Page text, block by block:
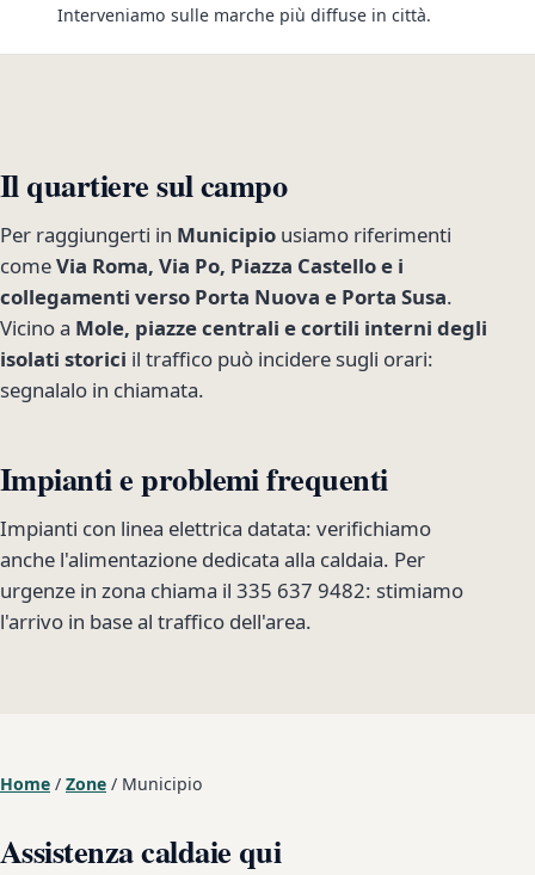
Interveniamo sulle marche più diffuse in città.
Il quartiere sul campo
Per raggiungerti in Municipio usiamo riferimenti
comeVia Roma, Via Po, Piazza Castello e i
collegamenti verso Porta Nuova e Porta Susa.
Vicino a Mole, piazze centrali e cortili interni degli
isolati storici il traffico può incidere sugli orari:
segnalalo in chiamata.
Impianti e problemi frequenti
Impianti con linea elettrica datata: verifichiamo
anche l'alimentazione dedicata alla caldaia. Per
urgenze in zona chiama il 335 637 9482: stimiamo
l'arrivo in base al traffico dell'area.
Home / Zone / Municipio
Assistenza caldaie qui